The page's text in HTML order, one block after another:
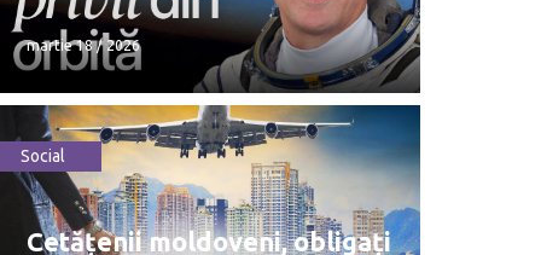
martie 18 / 2026
martie 18 / 2026
Social
Cetățenii moldoveni, obligați